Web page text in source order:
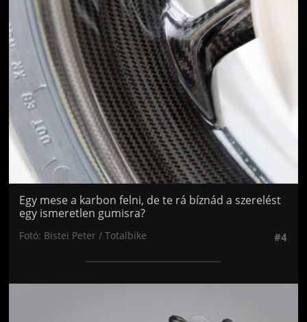
Jön még kép!
Egy mese a karbon felni, de te rá bíznád a szerelést
egy ismeretlen gumisra?
Fotó: Bistei Peter / Totalbike #4